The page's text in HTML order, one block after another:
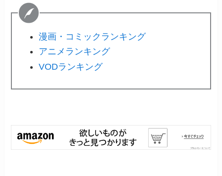
漫画・コミックランキング
アニメランキング
VODランキング